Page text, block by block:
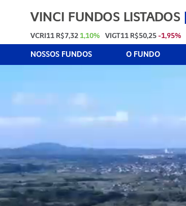
VINCI FUNDOS LISTADOS
VCRI11 R$7,32 1,10% VIGT11 R$50,25 -1,95%
NOSSOS FUNDOS O FUNDO